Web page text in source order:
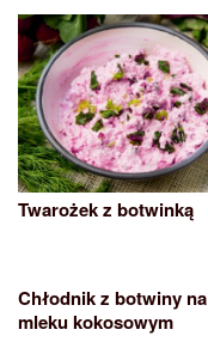
Twarożek z botwinką
Chłodnik z botwiny na
mleku kokosowym